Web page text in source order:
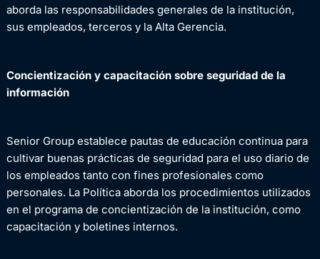
aborda las responsabilidades generales de la institución,
sus empleados, terceros y la Alta Gerencia.
Concientización y capacitación sobre seguridad de la
información
Senior Group establece pautas de educación continua para
cultivar buenas prácticas de seguridad para el uso diario de
los empleados tanto con fines profesionales como
personales. La Política aborda los procedimientos utilizados
en el programa de concientización de la institución, como
capacitación y boletines internos.